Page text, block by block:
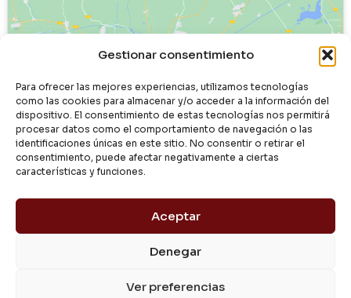
Gestionar consentimiento
Para ofrecer las mejores experiencias, utilizamos tecnologías
como las cookies para almacenar y/o acceder a la información del
dispositivo. El consentimiento de estas tecnologías nos permitirá
procesar datos como el comportamiento de navegación o las
identificaciones únicas en este sitio. No consentir o retirar el
consentimiento, puede afectar negativamente a ciertas
características y funciones.
Aceptar
Denegar
Ver preferencias
Haz clic para aceptar cookies de
Política de PrivacidadCondiciones de Uso